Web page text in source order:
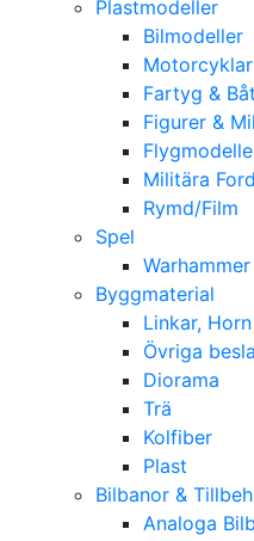
Plastmodeller
Bilmodeller
Motorcyklar
Fartyg &
Figurer &
Militära
Rymd/Film
Spel
Warhammer
Byggmaterial
Linkar,
Övriga
Diorama
Trä
Kolfiber
Plast
Bilbanor &
Analoga